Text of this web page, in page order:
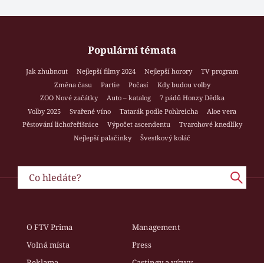
Populární témata
Jak zhubnout Nejlepší filmy 2024 Nejlepší horory
TV program
Změna času
Partie Počasí
Kdy budou volby
ZOO Nové začátky
Auto – katalog
7 pádů Honzy Dědka
Volby 2025
Svařené víno Tatarák podle Pohlreicha
Aloe vera
Pěstování lichořeřišnice
Výpočet ascendentu
Tvarohové knedlíky
Nejlepší palačinky
Švestkový koláč
O FTV Prima
Management
Volná místa
Press